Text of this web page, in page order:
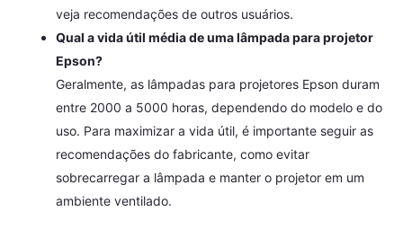
veja recomendações de outros usuários.
Qual a vida útil média de uma lâmpada para projetor
Epson?
Geralmente, as lâmpadas para projetores Epson duram
entre 2000 a 5000 horas, dependendo do modelo e do
uso. Para maximizar a vida útil, é importante seguir as
recomendações do fabricante, como evitar
sobrecarregar a lâmpada e manter o projetor em um
ambiente ventilado.